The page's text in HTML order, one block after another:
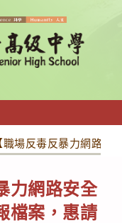
職場反毒反暴力網路安
力網路安全
檔案，惠請